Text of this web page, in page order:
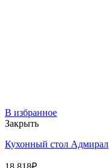
В избранное
Закрыть
Кухонный стол Адмирал